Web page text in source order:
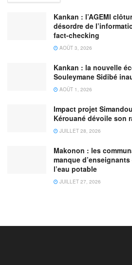
Kankan : l’AGEMI
désordre de
fact-checking
AOÛT 3, 2026
Kankan : la nouvelle
Souleymane Sidibé
AOÛT 1, 2026
Impact projet
Kérouané dévoile son
JUILLET 28, 2026
Makonon : les
manque
l’eau potable
JUILLET 27, 2026